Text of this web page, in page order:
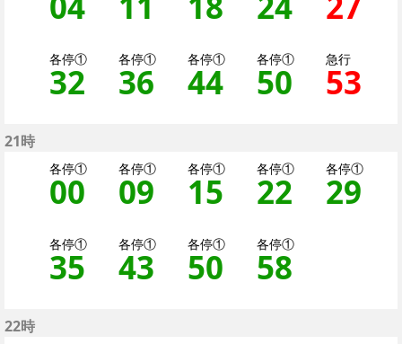
各停①
32 32分はつ 各停（二
各停①
36 36分はつ 各停
各停①
44 44分はつ
各停①
50 50分
急行
53
21時
各停①
00 0分はつ 各停（二子
各停①
09 9分はつ 各停（
各停①
15 15分はつ
各停①
22 22分
各停①
29
各停①
35 35分はつ 各停（二
各停①
43 43分はつ 各停
各停①
50 50分はつ
各停①
58
22時